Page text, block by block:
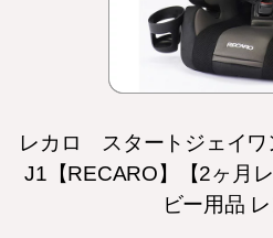
レカロ スタートジェイワ
J1【RECARO】【2ヶ月
ビー用品